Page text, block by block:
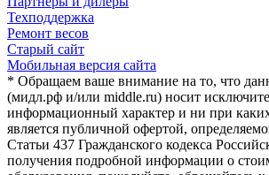
Техподдержка
Ремонт весов
Старый сайт
Мобильная версия сайта
* Обращаем ваше внимание на то, что
(мидл.рф и/или middle.ru) носит
информационный характер и ни при
является публичной офертой,
Статьи 437 Гражданского кодекса
получения подробной информации о